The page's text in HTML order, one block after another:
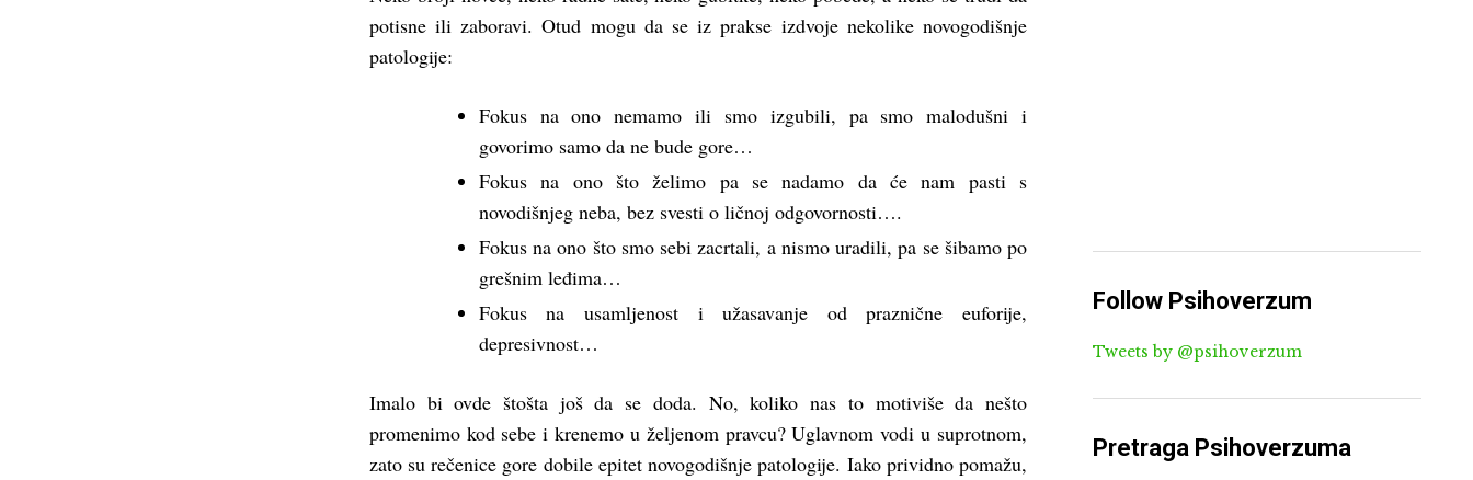
potisne ili zaboravi. Otud mogu da se iz prakse izdvoje nekolike novogodišnje
patologije:
Fokus na ono nemamo ili smo izgubili, pa smo malodušni i
govorimo samo da ne bude gore…
Fokus na ono što želimo pa se nadamo da će nam pasti s
novodišnjeg neba, bez svesti o ličnoj odgovornosti….
Fokus na ono što smo sebi zacrtali, a nismo uradili, pa se šibamo po
grešnim leđima…
Fokus na usamljenost i užasavanje od praznične euforije,
depresivnost…
Imalo bi ovde štošta još da se doda. No, koliko nas to motiviše da nešto
promenimo kod sebe i krenemo u željenom pravcu? Uglavnom vodi u suprotnom,
zato su rečenice gore dobile epitet novogodišnje patologije. Iako prividno pomažu,
Follow Psihoverzum
Tweets by @psihoverzum
Pretraga Psihoverzuma